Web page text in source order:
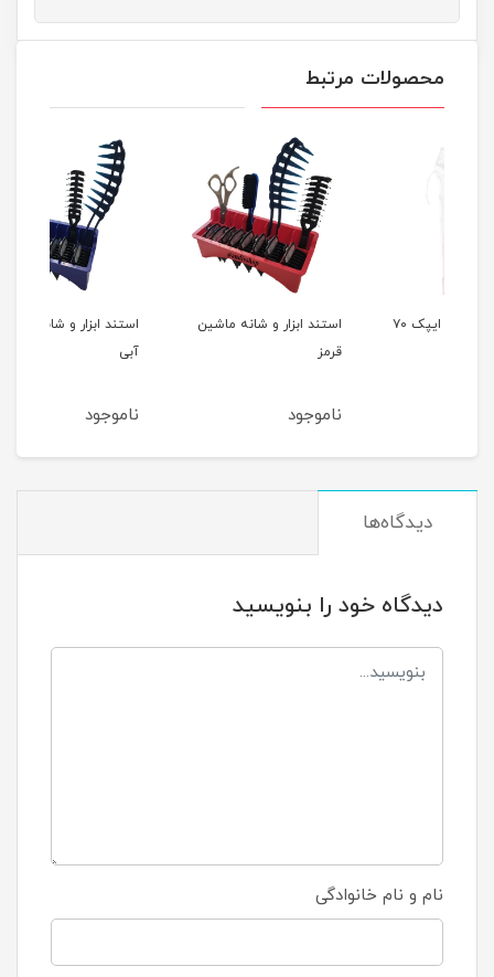
محصولات مرتبط
استند ابزار و شانه ماشین
استند ابزار و شانه ماشین
دیدگاه‌ها
دیدگاه خود را بنویسید
نام و نام خانوادگی